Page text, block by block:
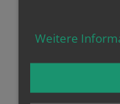
Weitere